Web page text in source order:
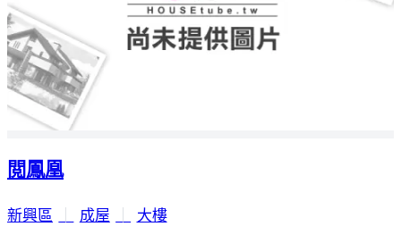
閲鳳凰
新興區 成屋 大樓